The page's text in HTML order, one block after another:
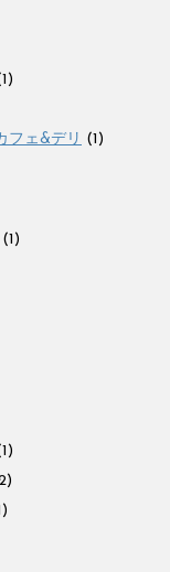
フェ&デリ (1)
(1)